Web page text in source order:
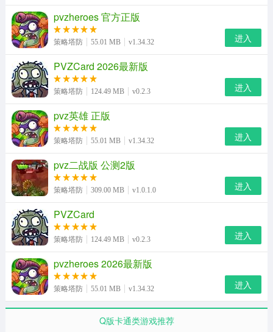
pvz融合版2.1.4最新版优势
1.基本上所有植物都可以融合，不同的融合效果会有不同
的体验。
2.有更多的植物可以集成供您体验，有趣的游戏玩法给您
3.各种级别的游戏都在等着你去体验，一个愉快的关卡可
以让你获得很多快乐。
4.战略增强：通过嫁接，玩家可以制定更加多样化的防御
策略来应对不同的僵尸攻击。
pvz融合版2.1.4最新版亮点
1.玩家需要根据僵尸的种类和数量，选择合适的植物进行
布局，制定有效的防御策略。
2.通过收集资源，玩家可以升级植物，提高攻防能力。
3.游戏中不断出现新的僵尸，玩家需要不断尝试新的策略
pvzheroes 官方正版
策略塔防 55.01 MB v1.34.32 进入
PVZCard 2026最新版
策略塔防 124.49 MB v0.2.3 进入
pvz英雄 正版
策略塔防 55.01 MB v1.34.32 进入
pvz二战版 公测2版
策略塔防 309.00 MB v1.0.1.0 进入
PVZCard
策略塔防 124.49 MB v0.2.3 进入
pvzheroes 2026最新版
策略塔防 55.01 MB v1.34.32 进入
Q版卡通类游戏推荐